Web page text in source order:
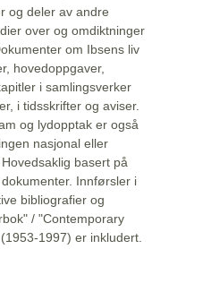
og deler av andre
over og omdiktninger
om Ibsens liv
hovedoppgaver,
i samlingsverker
i tidsskrifter og aviser.
og lydopptak er også
nasjonal eller
basert på
Innførsler i
bibliografier og
/ "Contemporary
1997) er inkludert.